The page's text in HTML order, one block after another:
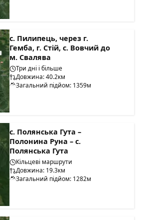
с. Пилипець, через г.
Гемба, г. Стій, с. Вовчий до
м. Свалява
Три дні і більше
Довжина: 40.2км
Загальний підйом: 1359м
с. Полянська Гута –
Полонина Руна – с.
Полянська Гута
Кільцеві маршрути
Довжина: 19.3км
Загальний підйом: 1282м